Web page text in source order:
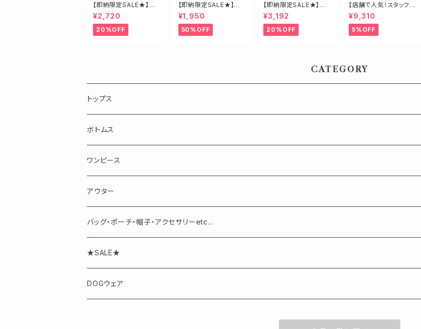
【即納限定SALE★】ベ
ージュ・ゴールド釦ハイ
ネックニット
¥2,720
20%OFF
【即納限定SALE★】ク
ロスベアトップス
¥1,950
50%OFF
【即納限定SALE★】エ
コファービッグチェーン
バッグ
¥3,192
20%OFF
【店舗で人気！スタッフも
オススメ】ゴールド金具
ロングブーツ
¥9,310
5%OFF
CATEGORY
トップス
長袖
半袖・ノースリーブ
ボトムス
スカート
パンツ
ワンピース
アウター
バッグ・ポーチ・帽子・アクセサリーetc...
アクセサリー
★SALE★
DOGウェア